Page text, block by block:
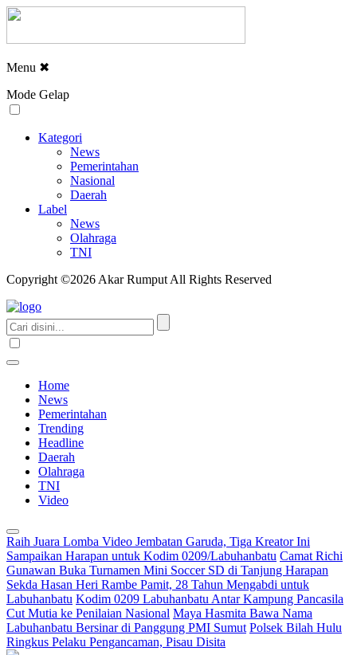
Menu ✖
Mode Gelap
Kategori
News
Pemerintahan
Nasional
Daerah
Label
News
Olahraga
TNI
Copyright ©2026 Akar Rumput All Rights Reserved
Home
News
Pemerintahan
Trending
Headline
Daerah
Olahraga
TNI
Video
Raih Juara Lomba Video Jembatan Garuda, Tiga Kreator Ini
Sampaikan Harapan untuk Kodim 0209/Labuhanbatu Camat Richi
Gunawan Buka Turnamen Mini Soccer SD di Tanjung Harapan
Sekda Hasan Heri Rambe Pamit, 28 Tahun Mengabdi untuk
Labuhanbatu Kodim 0209 Labuhanbatu Antar Kampung Pancasila
Cut Mutia ke Penilaian Nasional Maya Hasmita Bawa Nama
Labuhanbatu Bersinar di Panggung PMI Sumut Polsek Bilah Hulu
Ringkus Pelaku Pengancaman, Pisau Disita